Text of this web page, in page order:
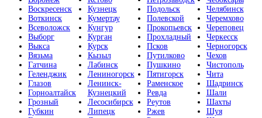
Воскресенск
Воткинск
Всеволожск
Выборг
Выкса
Вязьма
Гатчина
Геленджик
Глазов
Горноалтайск
Грозный
Губкин
Кузнецк
Кумертау
Кунгур
Курган
Курск
Кызыл
Лабинск
Лениногорск
Ленинск-
Кузнецкий
Лесосибирск
Липецк
Подольск
Полевской
Прокопьевск
Прохладный
Псков
Путилково
Пушкино
Пятигорск
Раменское
Ревда
Реутов
Ржев
Челябинск
Черемхово
Череповец
Черкесск
Черногорск
Чехов
Чистополь
Чита
Шадринск
Шали
Шахты
Шуя